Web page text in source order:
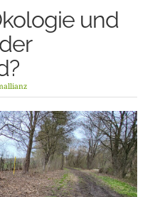
und